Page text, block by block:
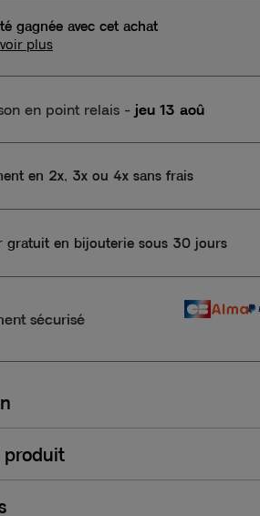
gagnée avec cet achat
plus
en point relais- jeu 13 aoû
en 2x, 3x ou 4x sans frais
gratuit en bijouterie sous 30 jours
sécurisé
produit